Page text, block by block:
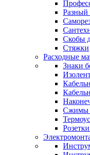
Разный
Скобы
Стяжки
Расходные
Знаки
Сжимы